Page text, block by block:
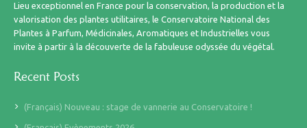
Lieu exceptionnel en France pour la conservation, la production et la
valorisation des plantes utilitaires, le Conservatoire National des
Plantes à Parfum, Médicinales, Aromatiques et Industrielles vous
invite à partir à la découverte de la fabuleuse odyssée du végétal.
Recent Posts
(Français) Nouveau : stage de vannerie au Conservatoire !